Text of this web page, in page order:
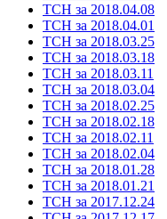
ТСН за 2018.04.08
ТСН за 2018.04.01
ТСН за 2018.03.25
ТСН за 2018.03.18
ТСН за 2018.03.11
ТСН за 2018.03.04
ТСН за 2018.02.25
ТСН за 2018.02.18
ТСН за 2018.02.11
ТСН за 2018.02.04
ТСН за 2018.01.28
ТСН за 2018.01.21
ТСН за 2017.12.24